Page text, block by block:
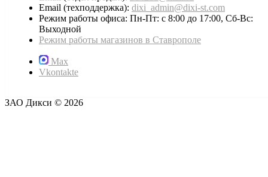
Email (техподдержка): dixi_admin@dixi-st.com
Режим работы офиса: Пн-Пт: с 8:00 до 17:00, Сб-Вс:
Выходной
Режим работы магазинов в Ставрополе
Max
Vkontakte
ЗАО Дикси © 2026